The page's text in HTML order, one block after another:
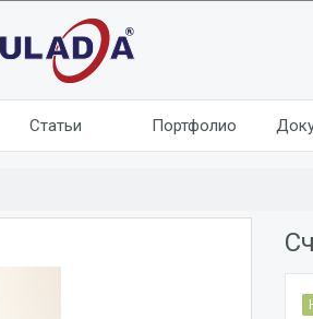
Статьи Портфолио